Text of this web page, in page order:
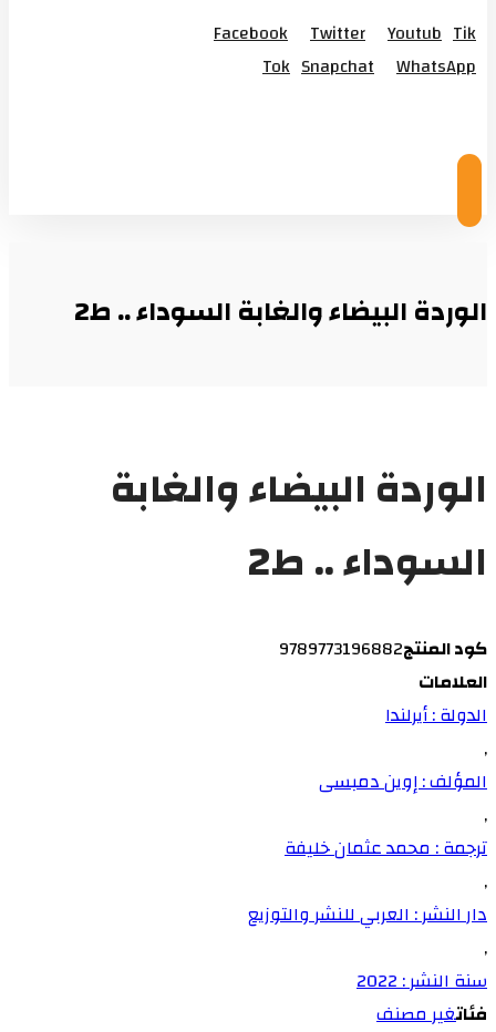
Facebook
Twitter Youtub Tik
Tok Snapchat
WhatsApp
الوردة البيضاء والغابة السوداء .. ط2
الوردة البيضاء والغابة
السوداء .. ط2
كود المنتج9789773196882
العلامات
الدولة : أيرلندا
,
المؤلف : إوين دمبسى
,
ترجمة : محمد عثمان خليفة
,
دار النشر : العربي للنشر والتوزيع
,
سنة النشر : 2022
فئاتغير مصنف